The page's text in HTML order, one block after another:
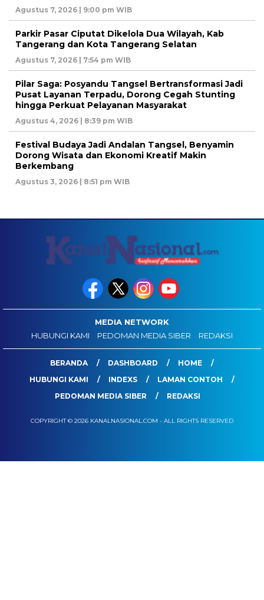
Agustus 7, 2026 | 9:00 pm WIB
Parkir Pasar Ciputat Dikelola Dua Wilayah, Kab
Tangerang dan Kota Tangerang Selatan
Agustus 7, 2026 | 7:54 pm WIB
Pilar Saga: Posyandu Tangsel Bertransformasi Jadi
Pusat Layanan Terpadu, Dorong Cegah Stunting
hingga Perkuat Pelayanan Masyarakat
Agustus 4, 2026 | 8:39 pm WIB
Festival Budaya Jadi Andalan Tangsel, Benyamin
Dorong Wisata dan Ekonomi Kreatif Makin
Berkembang
Agustus 3, 2026 | 8:51 pm WIB
MEDIA NETWORK
HUBUNGI KAMI
PEDOMAN MEDIA SIBER REDAKSI
BERANDA DASHBOARD
HOME
HUBUNGI KAMI
INDEXS
LAMAN CONTOH
PEDOMAN MEDIA SIBER
REDAKSI
COPYRIGHT © 2026 KANALNASIONAL.COM - ALL RIGHTS RESERVED